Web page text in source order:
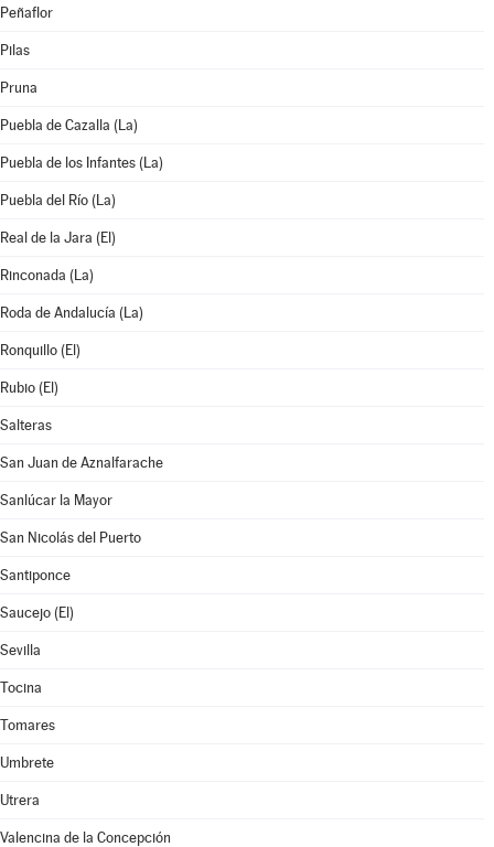
Peñaflor
Pilas
Pruna
Puebla de Cazalla (La)
Puebla de los Infantes (La)
Puebla del Río (La)
Real de la Jara (El)
Rinconada (La)
Roda de Andalucía (La)
Ronquillo (El)
Rubio (El)
Salteras
San Juan de Aznalfarache
Sanlúcar la Mayor
San Nicolás del Puerto
Santiponce
Saucejo (El)
Sevilla
Tocina
Tomares
Umbrete
Utrera
Valencina de la Concepción